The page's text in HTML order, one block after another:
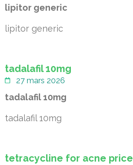
lipitor generic
lipitor generic
tadalafil 10mg
27 mars 2026
tadalafil 10mg
tadalafil 10mg
tetracycline for acne price